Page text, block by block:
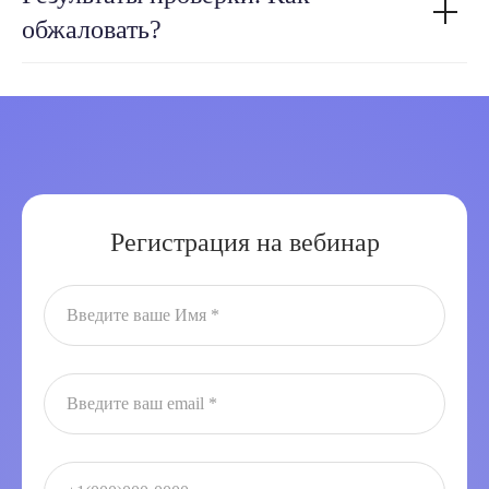
обжаловать?
Регистрация на вебинар